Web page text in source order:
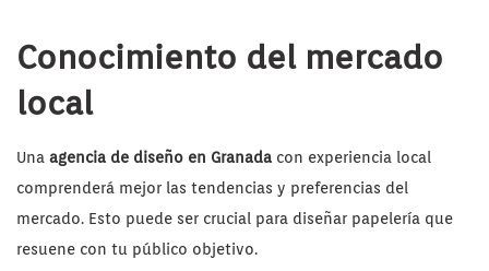
Conocimiento del mercado
local
Una agencia de diseño en Granada con experiencia local
comprenderá mejor las tendencias y preferencias del
mercado. Esto puede ser crucial para diseñar papelería que
resuene con tu público objetivo.